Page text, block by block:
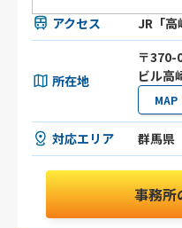
アクセス JR「高
所在地
〒370-
ビル高
MAP
対応エリア 群馬県
事務所